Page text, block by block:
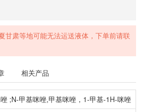
甘肃等地可能无法运送液体，下单前请联
相关产品
;N-甲基咪唑,甲基咪唑，1-甲基-1H-咪唑